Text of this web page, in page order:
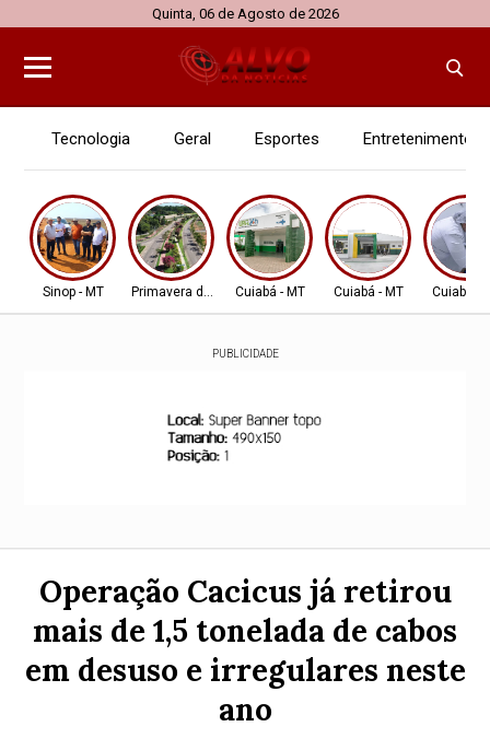
Quinta, 06 de Agosto de 2026
Tecnologia Geral Esportes Entretenimento
Sinop - MT Primavera do LesteCuiabá - MT Cuiabá - MT Cuiabá -
PUBLICIDADE
Operação Cacicus já retirou
mais de 1,5 tonelada de cabos
em desuso e irregulares neste
ano